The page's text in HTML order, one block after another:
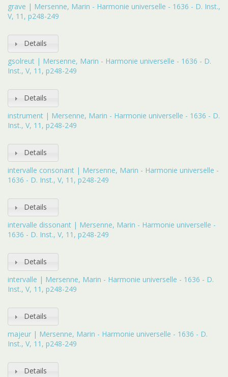
grave | Mersenne, Marin - Harmonie universelle - 1636 - D. Inst.,
V, 11, p248-249
Details
gsolreut | Mersenne, Marin - Harmonie universelle - 1636 - D.
Inst., V, 11, p248-249
Details
instrument | Mersenne, Marin - Harmonie universelle - 1636 - D.
Inst., V, 11, p248-249
Details
intervalle consonant | Mersenne, Marin - Harmonie universelle -
1636 - D. Inst., V, 11, p248-249
Details
intervalle dissonant | Mersenne, Marin - Harmonie universelle -
1636 - D. Inst., V, 11, p248-249
Details
intervalle | Mersenne, Marin - Harmonie universelle - 1636 - D.
Inst., V, 11, p248-249
Details
majeur | Mersenne, Marin - Harmonie universelle - 1636 - D.
Inst., V, 11, p248-249
Details